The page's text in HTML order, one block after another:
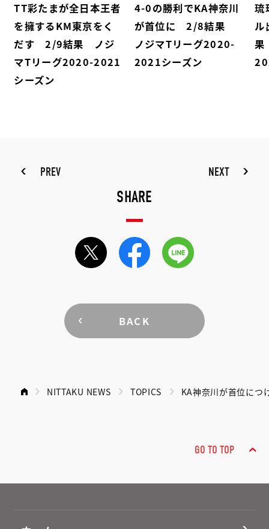
TT彩たまが全日本王者
を擁するKM東京をく
だす 2/9結果 ノジ
マTリーグ2020-2021
シーズン
4-0の勝利でKA神奈川
が首位に 2/8結果
ノジマTリーグ2020-
2021シーズン
琉
果
PREV NEXT
SHARE
BACK
NITTAKU NEWS TOPICS KA神奈川が首位に
GO TO TOP